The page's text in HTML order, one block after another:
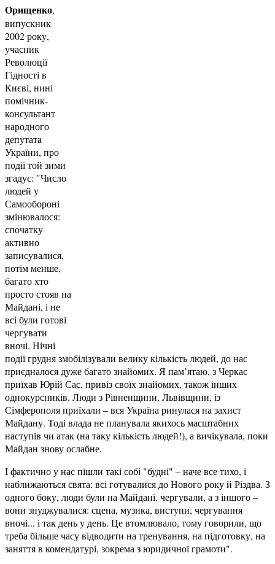
Орищенко,
випускник
2002 року,
учасник
Революції
Гідності в
Києві, нині
помічник-
консультант
народного
депутата
України, про
події той зими
згадує: "Число
людей у
Самообороні
змінювалося:
спочатку
активно
записувалися,
потім менше,
багато хто
просто стояв на
Майдані, і не
всі були готові
чергувати
вночі. Нічні
події грудня змобілізували велику кількість людей, до нас
приєдналося дуже багато знайомих. Я пам’ятаю, з Черкас
приїхав Юрій Сас, привіз своїх знайомих, також інших
однокурсників. Люди з Рівненщини, Львівщини, із
Сімферополя приїхали – вся Україна ринулася на захист
Майдану. Тоді влада не планувала якихось масштабних
наступів чи атак (на таку кількість людей!), а вичікувала, поки
Майдан знову ослабне.
І фактично у нас пішли такі собі "будні" – наче все тихо, і
наближаються свята: всі готувалися до Нового року й Різдва. З
одного боку, люди були на Майдані, чергували, а з іншого –
вони знуджувалися: сцена, музика, виступи, чергування
вночі... і так день у день. Це втомлювало, тому говорили, що
треба більше часу відводити на тренування, на підготовку, на
заняття в комендатурі, зокрема з юридичної грамоти".